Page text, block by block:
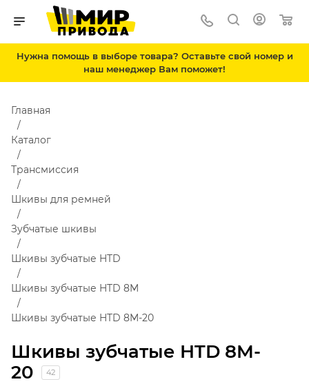
Нужна помощь в выборе товара? Оставьте свой номер и
наш менеджер Вам поможет!
Шкивы зубчатые HTD 8M-
20
42
Главная
Каталог
Трансмиссия
Шкивы для ремней
Зубчатые шкивы
Шкивы зубчатые HTD
Шкивы зубчатые HTD 8M
Шкивы зубчатые HTD 8M-20